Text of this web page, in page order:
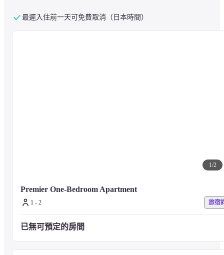
Quad Kitch Café 或優雅的 Quad 酒吧放松身心，沉浸在友好的氣氛中
最遲入住前一天可免費取消（日本時間）
1/2
Premier One-Bedroom Apartment
1 - 2 旅宿
已無可預定的房間